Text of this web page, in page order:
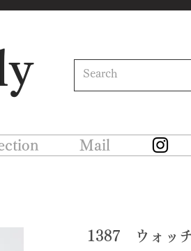
Mail
1387 ウォッ